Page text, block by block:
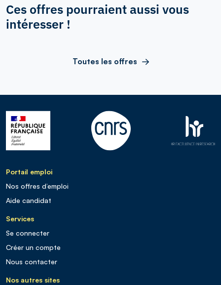
Ces offres pourraient aussi vous
intéresser !
Toutes les offres
Portail emploi
Nos offres d’emploi
Aide candidat
Services
Se connecter
Créer un compte
Nous contacter
Nos autres sites